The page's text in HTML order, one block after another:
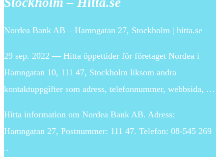
Nordea Bank AB – Hamngatan 27, Stockholm | hitta.se
29 sep. 2022 — Hitta öppettider för företaget Nordea i
Hamngatan 10, 111 47, Stockholm liksom andra
kontaktuppgifter som adress, telefonnummer, webbsida, …
Hitta information om Nordea Bank AB. Adress:
Hamngatan 27, Postnummer: 111 47. Telefon: 08-545 269
..